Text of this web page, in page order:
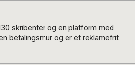
skribenter og en platform med
betalingsmur og er et reklamefrit